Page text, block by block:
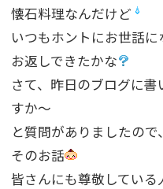
懐石料理なんだけど
いつもホントにお世話
お返しできたかな
さて、昨日のブログに
すか〜
と質問がありましたので、
そのお話
皆さんにも尊敬してい